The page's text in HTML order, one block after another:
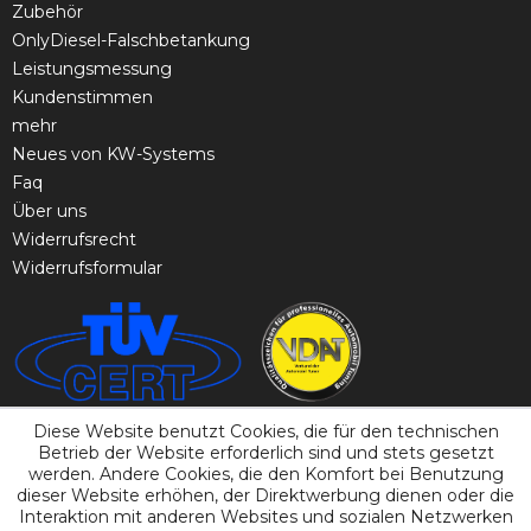
Zubehör
OnlyDiesel-Falschbetankung
Leistungsmessung
Kundenstimmen
mehr
Neues von KW-Systems
Faq
Über uns
Widerrufsrecht
Widerrufsformular
Diese Website benutzt Cookies, die für den technischen
Betrieb der Website erforderlich sind und stets gesetzt
werden. Andere Cookies, die den Komfort bei Benutzung
dieser Website erhöhen, der Direktwerbung dienen oder die
Interaktion mit anderen Websites und sozialen Netzwerken